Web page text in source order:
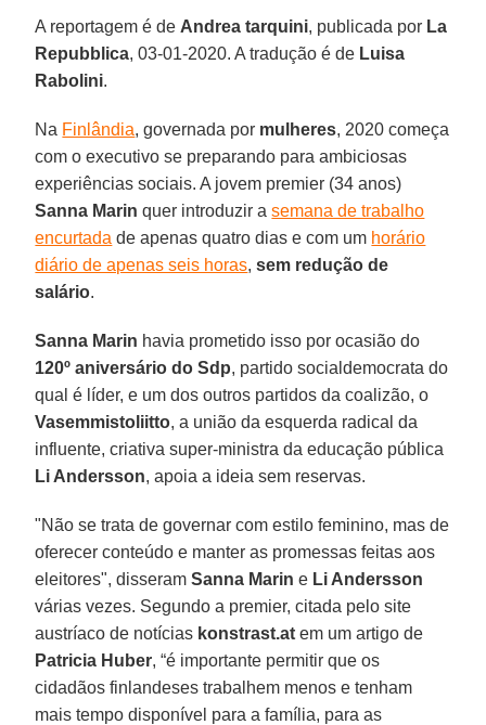
A reportagem é de Andrea tarquini, publicada por La
Repubblica, 03-01-2020. A tradução é de Luisa
Rabolini.
Na Finlândia, governada por mulheres, 2020 começa
com o executivo se preparando para ambiciosas
experiências sociais. A jovem premier (34 anos)
Sanna Marin quer introduzir asemana de trabalho
encurtada de apenas quatro dias e com um horário
diário de apenas seis horas,sem redução de
salário.
Sanna Marin havia prometido isso por ocasião do
120º aniversário do Sdp, partido socialdemocrata do
qual é líder, e um dos outros partidos da coalizão, o
Vasemmistoliitto, a união da esquerda radical da
influente, criativa super-ministra da educação pública
Li Andersson, apoia a ideia sem reservas.
"Não se trata de governar com estilo feminino, mas de
oferecer conteúdo e manter as promessas feitas aos
eleitores", disseramSanna Marin e Li Andersson
várias vezes. Segundo a premier, citada pelo site
austríaco de notícias konstrast.at em um artigo de
Patricia Huber, “é importante permitir que os
cidadãos finlandeses trabalhem menos e tenham
mais tempo disponível para a família, para as